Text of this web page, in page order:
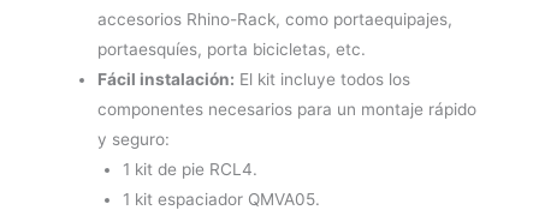
accesorios Rhino-Rack, como portaequipajes,
portaesquíes, porta bicicletas, etc.
Fácil instalación: El kit incluye todos los
componentes necesarios para un montaje rápido
y seguro:
1 kit de pie RCL4.
1 kit espaciador QMVA05.